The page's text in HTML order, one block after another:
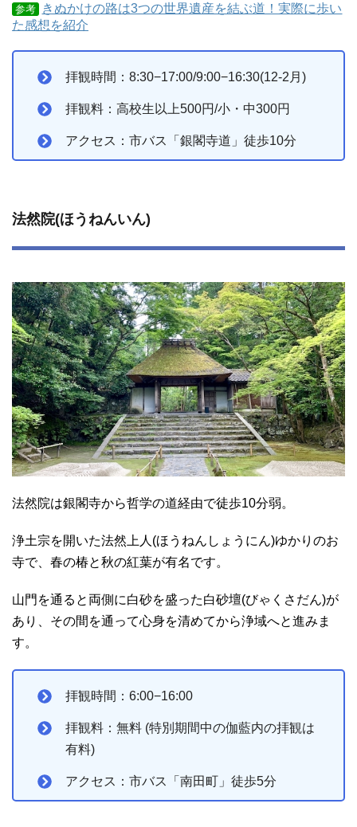
参考
きぬかけの路は3つの世界遺産を結ぶ道！実際に歩い
た感想を紹介
拝観時間：8:30−17:00/9:00−16:30(12-2月)
拝観料：高校生以上500円/小・中300円
アクセス：市バス「銀閣寺道」徒歩10分
法然院(ほうねんいん)
法然院は銀閣寺から哲学の道経由で徒歩10分弱。
浄土宗を開いた法然上人(ほうねんしょうにん)ゆかりのお
寺で、春の椿と秋の紅葉が有名です。
山門を通ると両側に白砂を盛った白砂壇(びゃくさだん)が
あり、その間を通って心身を清めてから浄域へと進みま
す。
拝観時間：6:00−16:00
拝観料：無料 (特別期間中の伽藍内の拝観は
有料)
アクセス：市バス「南田町」徒歩5分